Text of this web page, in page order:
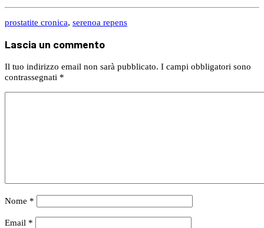
prostatite cronica, serenoa repens
Lascia un commento
Il tuo indirizzo email non sarà pubblicato. I campi obbligatori sono
contrassegnati *
Nome *
Email *